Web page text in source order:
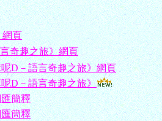
網頁
奇趣之旅》網頁
D－語言奇趣之旅》網頁
D－語言奇趣之旅》
簡釋
簡釋